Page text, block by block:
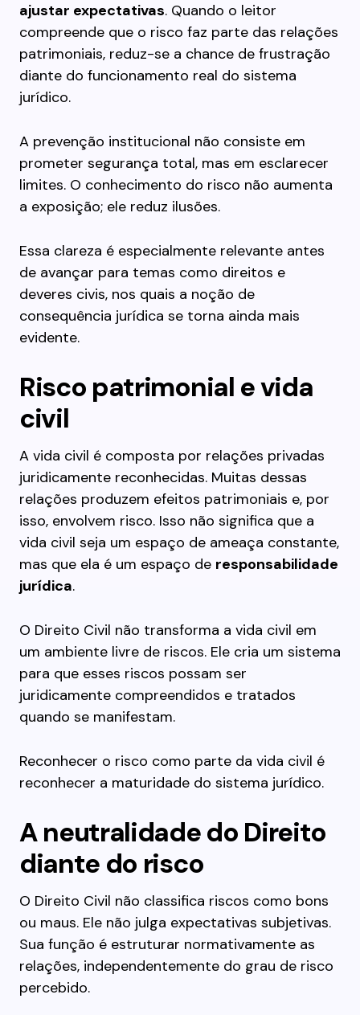
ajustar expectativas. Quando o leitor
compreende que o risco faz parte das relações
patrimoniais, reduz-se a chance de frustração
diante do funcionamento real do sistema
jurídico.
A prevenção institucional não consiste em
prometer segurança total, mas em esclarecer
limites. O conhecimento do risco não aumenta
a exposição; ele reduz ilusões.
Essa clareza é especialmente relevante antes
de avançar para temas como direitos e
deveres civis, nos quais a noção de
consequência jurídica se torna ainda mais
evidente.
Risco patrimonial e vida
civil
A vida civil é composta por relações privadas
juridicamente reconhecidas. Muitas dessas
relações produzem efeitos patrimoniais e, por
isso, envolvem risco. Isso não significa que a
vida civil seja um espaço de ameaça constante,
mas que ela é um espaço de responsabilidade
jurídica.
O Direito Civil não transforma a vida civil em
um ambiente livre de riscos. Ele cria um sistema
para que esses riscos possam ser
juridicamente compreendidos e tratados
quando se manifestam.
Reconhecer o risco como parte da vida civil é
reconhecer a maturidade do sistema jurídico.
A neutralidade do Direito
diante do risco
O Direito Civil não classifica riscos como bons
ou maus. Ele não julga expectativas subjetivas.
Sua função é estruturar normativamente as
relações, independentemente do grau de risco
percebido.